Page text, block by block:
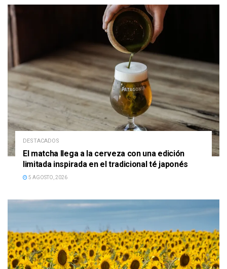
DESTACADOS
El matcha llega a la cerveza con una edición
limitada inspirada en el tradicional té japonés
5 AGOSTO, 2026